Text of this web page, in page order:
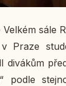
Velkém sále
Praze
di­vá­kům
podle